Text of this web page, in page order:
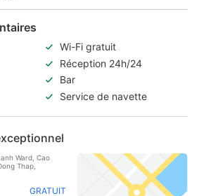
Wi-Fi gratuit
Réception 24h/24
Bar
Service de navette
Ward, Cao
Thap,
GRATUIT